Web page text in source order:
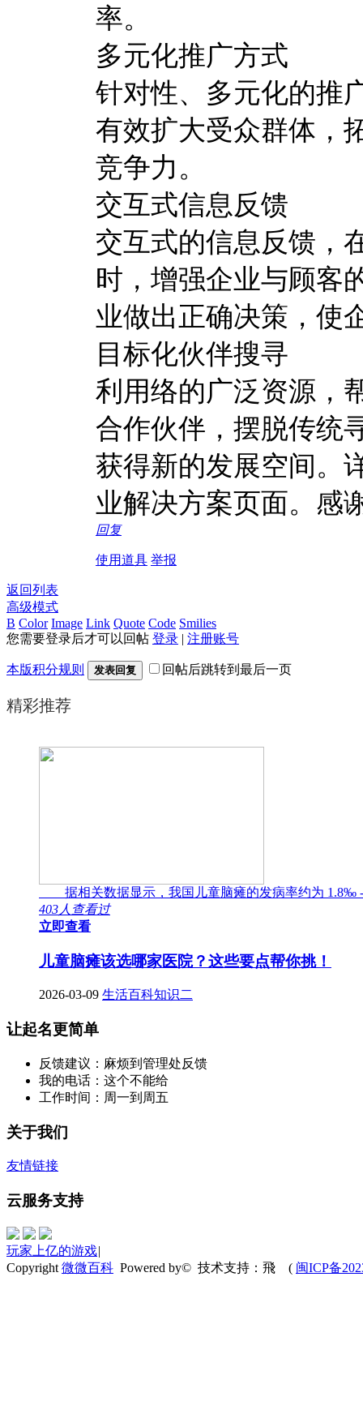
率。
多元化推广方式
针对性、多元化的推
有效扩大受众群体，
竞争力。
交互式信息反馈
交互式的信息反馈，
时，增强企业与顾客
业做出正确决策，使
目标化伙伴搜寻
利用络的广泛资源，
合作伙伴，摆脱传统
获得新的发展空间。
业解决方案页面。感
回复
使用道具 举报
返回列表
高级模式
B Color Image Link Quote Code Smilies
您需要登录后才可以回帖 登录 | 注册账号
本版积分规则 发表回复 回帖后跳转到最后一页
精彩推荐
据相关数据显示，我国儿童脑瘫的发病率约为 1.8‰
403人查看过
立即查看
儿童脑瘫该选哪家医院？这些要点帮你挑！
2026-03-09 生活百科知识二
让起名更简单
反馈建议：麻烦到管理处反馈
我的电话：这个不能给
工作时间：周一到周五
关于我们
友情链接
云服务支持
玩家上亿的游戏|
Copyright 微微百科 Powered by© 技术支持：飛 ( 闽ICP备